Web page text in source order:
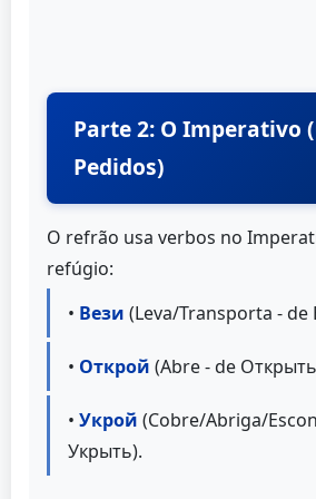
Parte 2: O Imperativo
Pedidos)
O refrão usa verbos no
refúgio:
• Вези (Leva/Transporta - de
• Открой (Abre - de
• Укрой (Cobre/Abriga/
Укрыть).